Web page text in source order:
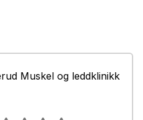
Muskel og leddklinikk